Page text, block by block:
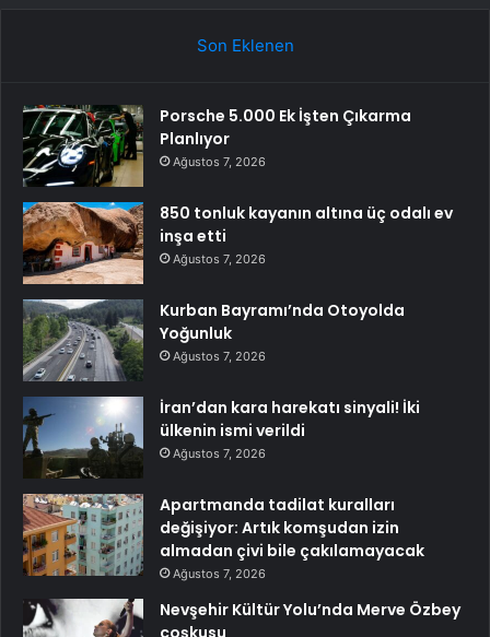
Son Eklenen
Porsche 5.000 Ek İşten Çıkarma
Planlıyor
Ağustos 7, 2026
850 tonluk kayanın altına üç odalı ev
inşa etti
Ağustos 7, 2026
Kurban Bayramı’nda Otoyolda
Yoğunluk
Ağustos 7, 2026
İran’dan kara harekatı sinyali! İki
ülkenin ismi verildi
Ağustos 7, 2026
Apartmanda tadilat kuralları
değişiyor: Artık komşudan izin
almadan çivi bile çakılamayacak
Ağustos 7, 2026
Nevşehir Kültür Yolu’nda Merve Özbey
coşkusu